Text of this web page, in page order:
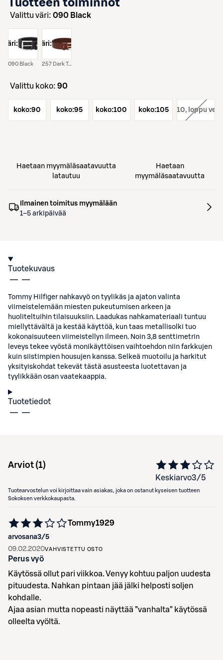
Tuotteen toiminnot
Valittu väri: 090 Black
väri:
090 Black
väri:
257 Dark Tan
Valittu koko: 90
koko:90 koko:95 koko:100 koko:105
koko: 110, loppu
Haetaan myymäläsaatavuutta
latautuu
Haetaan
myymäläsaatavuutta
Ilmainen toimitus myymälään
1–5 arkipäivää
Tuotekuvaus
Tommy Hilfiger nahkavyö on tyylikäs ja ajaton valinta
viimeistelemään miesten pukeutumisen arkeen ja
huoliteltuihin tilaisuuksiin. Laadukas nahkamateriaali tuntuu
miellyttävältä ja kestää käyttöä, kun taas metallisolki tuo
kokonaisuuteen viimeistellyn ilmeen. Noin 3,8 senttimetrin
leveys tekee vyöstä monikäyttöisen vaihtoehdon niin farkkujen
kuin siistimpien housujen kanssa. Selkeä muotoilu ja harkitut
yksityiskohdat tekevät tästä asusteesta luotettavan ja
tyylikkään osan vaatekaappia.
Tuotetiedot
Arviot (1)
Keskiarvo3/5
Tuotearvostelun voi kirjoittaa vain asiakas, joka on ostanut kyseisen tuotteen
Sokoksen verkkokaupasta.
arvosana3/5
Tommy1929
09.02.2020VAHVISTETTU OSTO
Perus vyö
Käytössä ollut pari viikkoa. Venyy kohtuu paljon uudesta
pituudesta. Nahkan pintaan jää jälki helposti soljen
kohdalle.
Ajaa asian mutta nopeasti näyttää ”vanhalta” käytössä
olleelta vyöltä.